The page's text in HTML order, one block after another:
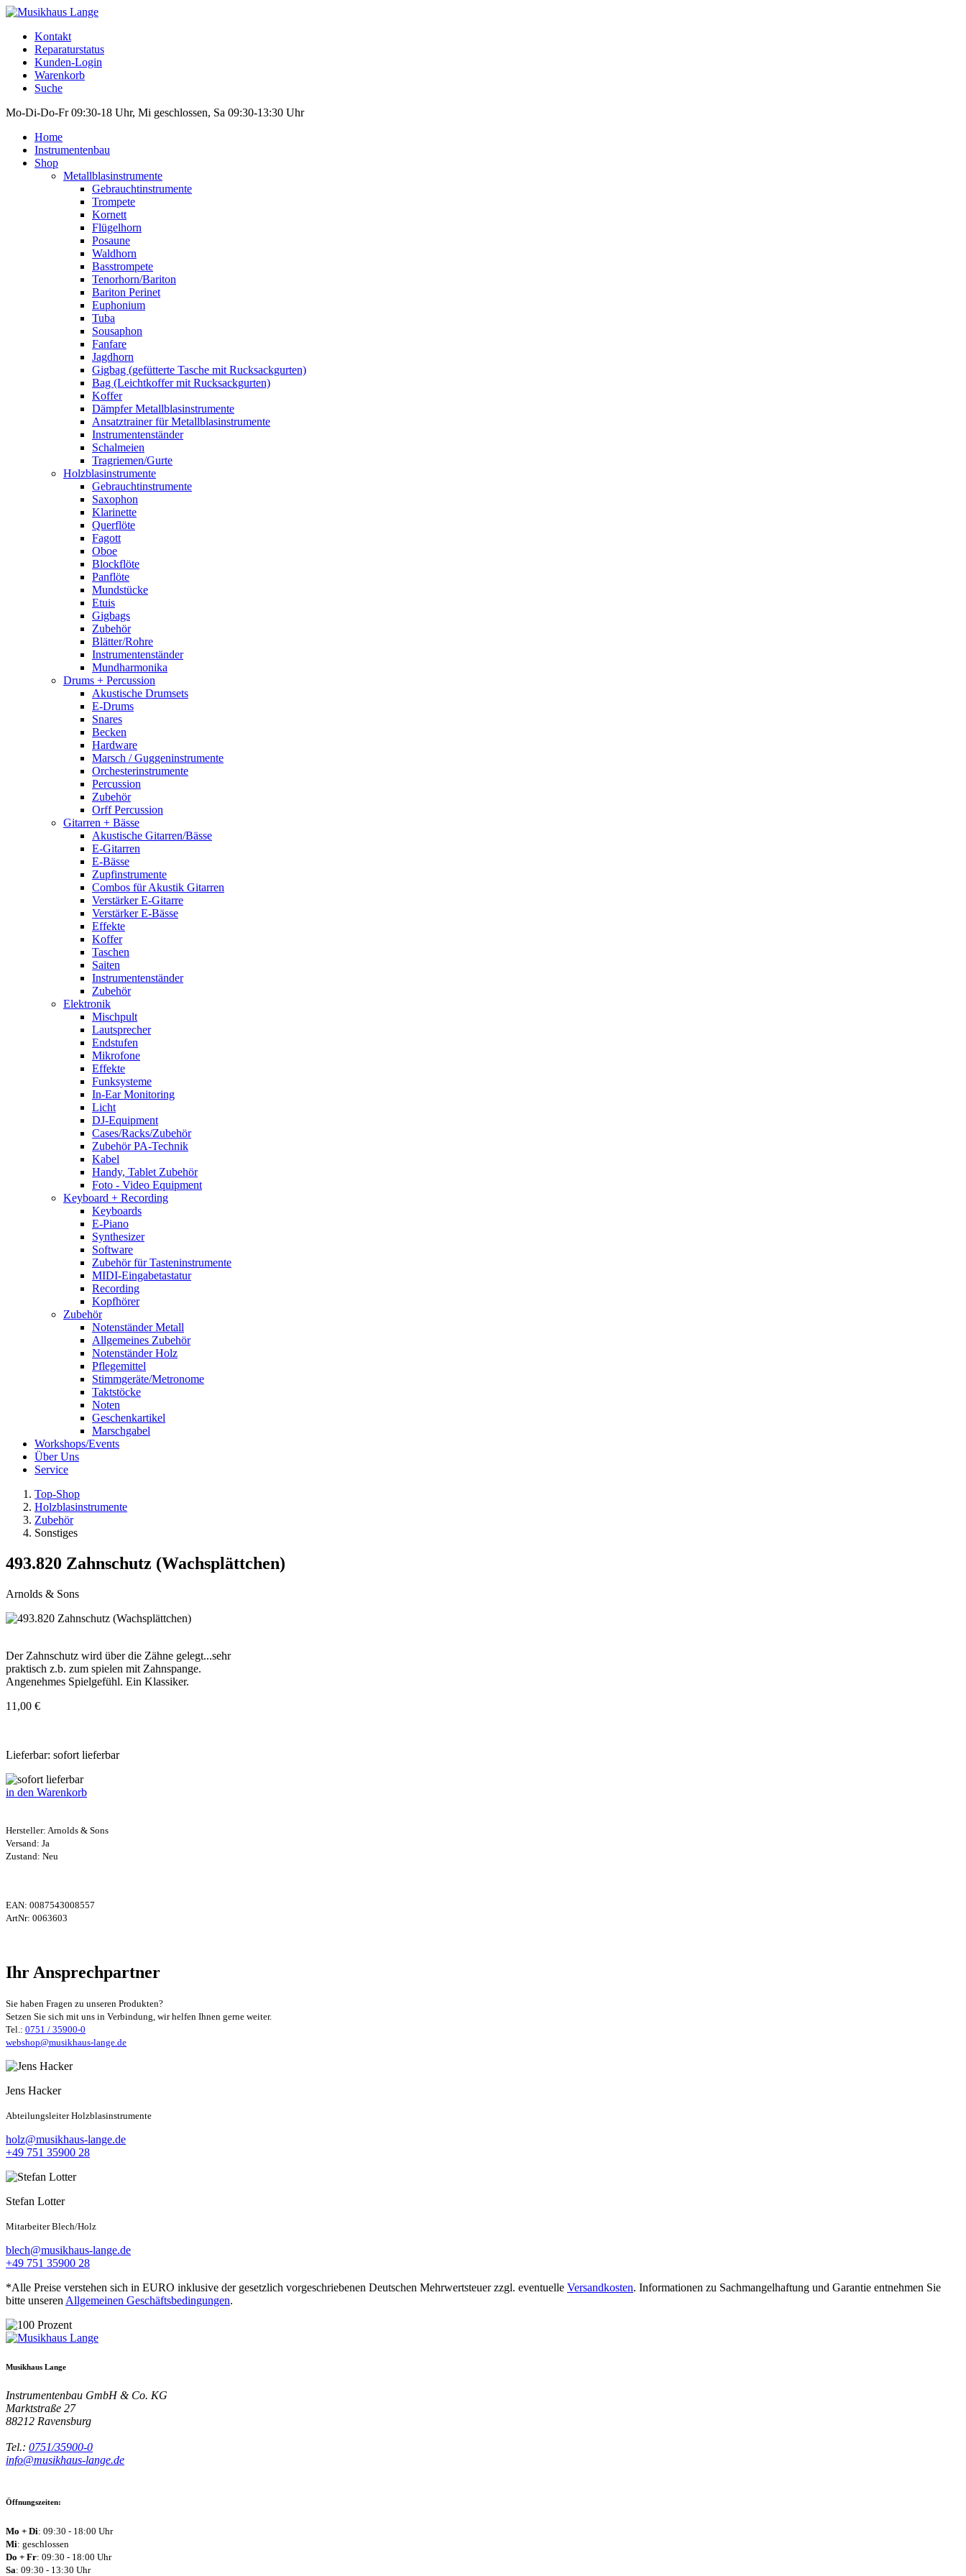
Kontakt
Reparaturstatus
Kunden-Login
Warenkorb
Suche
Mo-Di-Do-Fr 09:30-18 Uhr, Mi geschlossen, Sa 09:30-13:30 Uhr
Home
Instrumentenbau
Shop
Metallblasinstrumente
Gebrauchtinstrumente
Trompete
Kornett
Flügelhorn
Posaune
Waldhorn
Basstrompete
Tenorhorn/Bariton
Bariton Perinet
Euphonium
Tuba
Sousaphon
Fanfare
Jagdhorn
Gigbag (gefütterte Tasche mit Rucksackgurten)
Bag (Leichtkoffer mit Rucksackgurten)
Koffer
Dämpfer Metallblasinstrumente
Ansatztrainer für Metallblasinstrumente
Instrumentenständer
Schalmeien
Tragriemen/Gurte
Holzblasinstrumente
Gebrauchtinstrumente
Saxophon
Klarinette
Querflöte
Fagott
Oboe
Blockflöte
Panflöte
Mundstücke
Etuis
Gigbags
Zubehör
Blätter/Rohre
Instrumentenständer
Mundharmonika
Drums + Percussion
Akustische Drumsets
E-Drums
Snares
Becken
Hardware
Marsch / Guggeninstrumente
Orchesterinstrumente
Percussion
Zubehör
Orff Percussion
Gitarren + Bässe
Akustische Gitarren/Bässe
E-Gitarren
E-Bässe
Zupfinstrumente
Combos für Akustik Gitarren
Verstärker E-Gitarre
Verstärker E-Bässe
Effekte
Koffer
Taschen
Saiten
Instrumentenständer
Zubehör
Elektronik
Mischpult
Lautsprecher
Endstufen
Mikrofone
Effekte
Funksysteme
In-Ear Monitoring
Licht
DJ-Equipment
Cases/Racks/Zubehör
Zubehör PA-Technik
Kabel
Handy, Tablet Zubehör
Foto - Video Equipment
Keyboard + Recording
Keyboards
E-Piano
Synthesizer
Software
Zubehör für Tasteninstrumente
MIDI-Eingabetastatur
Recording
Kopfhörer
Zubehör
Notenständer Metall
Allgemeines Zubehör
Notenständer Holz
Pflegemittel
Stimmgeräte/Metronome
Taktstöcke
Noten
Geschenkartikel
Marschgabel
Workshops/Events
Über Uns
Service
Top-Shop
Holzblasinstrumente
Zubehör
Sonstiges
493.820 Zahnschutz (Wachsplättchen)
Arnolds & Sons
Der Zahnschutz wird über die Zähne gelegt...sehr
praktisch z.b. zum spielen mit Zahnspange.
Angenehmes Spielgefühl. Ein Klassiker.
11,00 €
Lieferbar: sofort lieferbar
in den Warenkorb
Hersteller: Arnolds & Sons
Versand: Ja
Zustand: Neu
EAN: 0087543008557
ArtNr: 0063603
Ihr Ansprechpartner
Sie haben Fragen zu unseren Produkten?
Setzen Sie sich mit uns in Verbindung, wir helfen Ihnen gerne weiter.
Tel.: 0751 / 35900-0
webshop@musikhaus-lange.de
Jens Hacker
Abteilungsleiter Holzblasinstrumente
holz@musikhaus-lange.de
+49 751 35900 28
Stefan Lotter
Mitarbeiter Blech/Holz
blech@musikhaus-lange.de
+49 751 35900 28
*Alle Preise verstehen sich in EURO inklusive der gesetzlich vorgeschriebenen Deutschen Mehrwertsteuer zzgl. eventuelle Versandkosten. Informationen zu Sachmangelhaftung und Garantie entnehmen Sie
bitte unseren Allgemeinen Geschäftsbedingungen.
Musikhaus Lange
Instrumentenbau GmbH & Co. KG
Marktstraße 27
88212 Ravensburg
Tel.: 0751/35900-0
info@musikhaus-lange.de
Öffnungszeiten:
Mo + Di: 09:30 - 18:00 Uhr
Mi: geschlossen
Do + Fr: 09:30 - 18:00 Uhr
Sa: 09:30 - 13:30 Uhr